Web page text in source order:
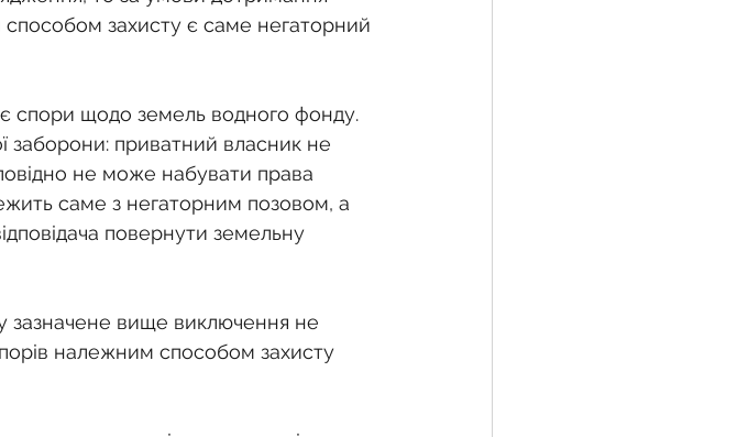
захисту є саме негаторний
спори щодо земель водного фонду.
заборони: приватний власник не
не може набувати права
саме з негаторним позовом, а
повернути земельну
зазначене вище виключення не
належним способом захисту